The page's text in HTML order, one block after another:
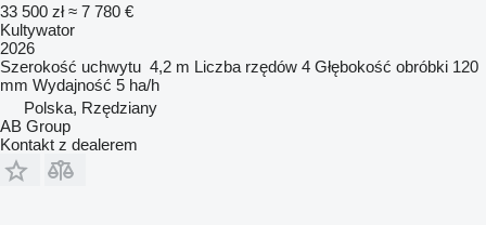
33 500 zł ≈ 7 780 €
Kultywator
2026
Szerokość uchwytu 4,2 m Liczba rzędów 4 Głębokość obróbki 120
mm Wydajność 5 ha/h
Polska, Rzędziany
AB Group
Kontakt z dealerem